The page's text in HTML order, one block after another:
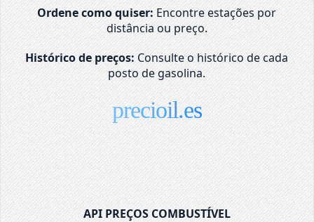
Ordene como quiser: Encontre estações por
distância ou preço.
Histórico de preços: Consulte o histórico de cada
posto de gasolina.
precioil.es
API PREÇOS COMBUSTÍVEL